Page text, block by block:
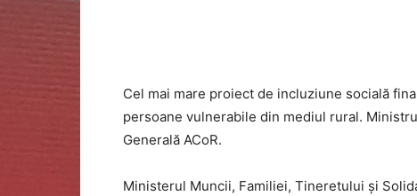
Cel mai mare proiect de incluziune socială
persoane vulnerabile din mediul rural.
Generală ACoR.
Ministerul Muncii, Familiei, Tineretului și